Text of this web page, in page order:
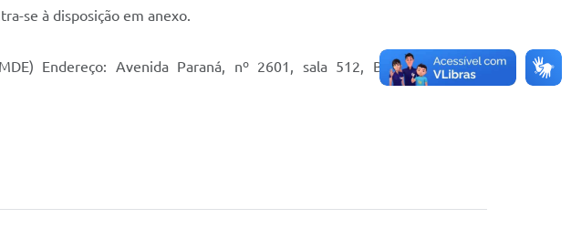
se à disposição em anexo.
Endereço: Avenida Paraná, nº 2601, sala 512, Bairro São José,